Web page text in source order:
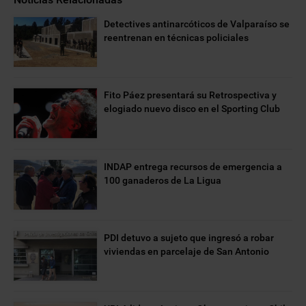
Detectives antinarcóticos de Valparaíso se
reentrenan en técnicas policiales
Fito Páez presentará su Retrospectiva y
elogiado nuevo disco en el Sporting Club
INDAP entrega recursos de emergencia a
100 ganaderos de La Ligua
PDI detuvo a sujeto que ingresó a robar
viviendas en parcelaje de San Antonio